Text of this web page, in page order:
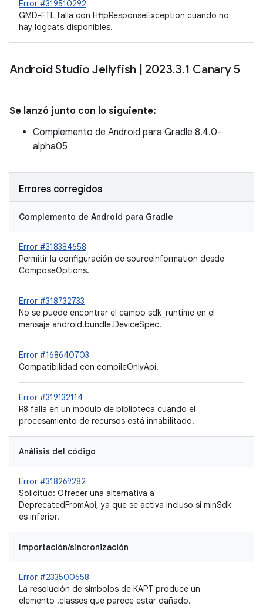
Error #319510292
GMD-FTL falla con HttpResponseException cuando no
hay logcats disponibles.
Android Studio Jellyfish 2023.3.1 Canary 5
Se lanzó junto con lo siguiente:
Complemento de Android para Gradle 8.4.0-
alpha05
Errores corregidos
Complemento de Android para Gradle
Error #318384658
Permitir la configuración de sourceInformation desde
ComposeOptions.
Error #318732733
No se puede encontrar el campo sdk_runtime en el
mensaje android.bundle.DeviceSpec.
Error #168640703
Compatibilidad con compileOnlyApi.
Error #319132114
R8 falla en un módulo de biblioteca cuando el
procesamiento de recursos está inhabilitado.
Análisis del código
Error #318269282
Solicitud: Ofrecer una alternativa a
DeprecatedFromApi, ya que se activa incluso si minSdk
es inferior.
Importación/sincronización
Error #233500658
La resolución de símbolos de KAPT produce un
elemento .classes que parece estar dañado.